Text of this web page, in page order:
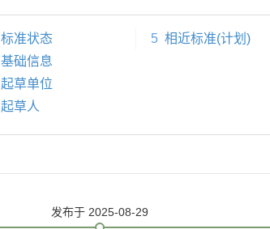
标准状态
基础信息
起草单位
起草人
5 相近标准(计划)
发布于 2025-08-29